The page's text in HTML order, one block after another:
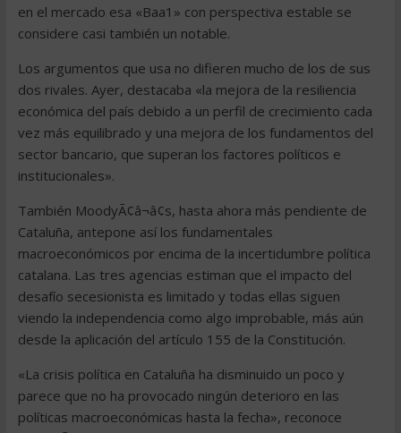
en el mercado esa «Baa1» con perspectiva estable se
considere casi también un notable.
Los argumentos que usa no difieren mucho de los de sus
dos rivales. Ayer, destacaba «la mejora de la resiliencia
económica del país debido a un perfil de crecimiento cada
vez más equilibrado y una mejora de los fundamentos del
sector bancario, que superan los factores políticos e
institucionales».
También MoodyÃ¢â¬â¢s, hasta ahora más pendiente de
Cataluña, antepone así los fundamentales
macroeconómicos por encima de la incertidumbre política
catalana. Las tres agencias estiman que el impacto del
desafío secesionista es limitado y todas ellas siguen
viendo la independencia como algo improbable, más aún
desde la aplicación del artículo 155 de la Constitución.
«La crisis política en Cataluña ha disminuido un poco y
parece que no ha provocado ningún deterioro en las
políticas macroeconómicas hasta la fecha», reconoce